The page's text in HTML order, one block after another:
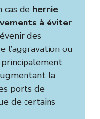
cas de hernie
à éviter
des
l’aggravation ou
principalement
la
ports de
de certains